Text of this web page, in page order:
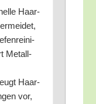
Haar­
Metall­
Haar­
vor,